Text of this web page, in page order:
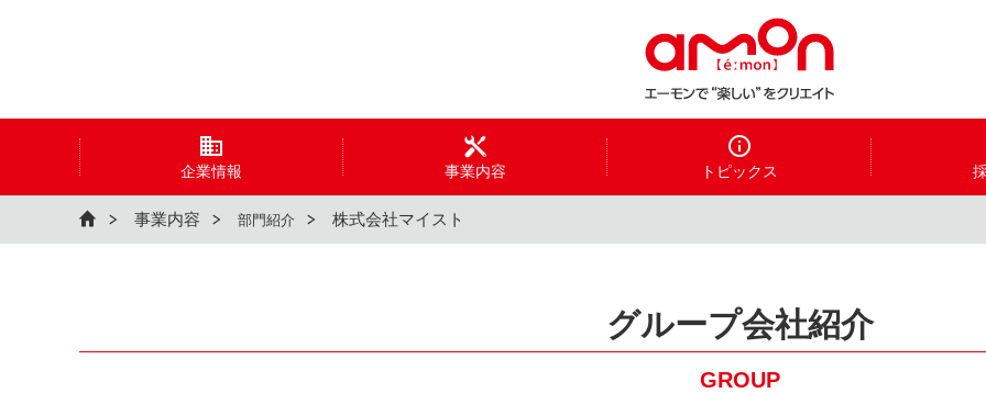
企業情報 事業内容 トピックス
事業内容 部門紹介 株式会社マイスト
グループ会社紹介
GROUP